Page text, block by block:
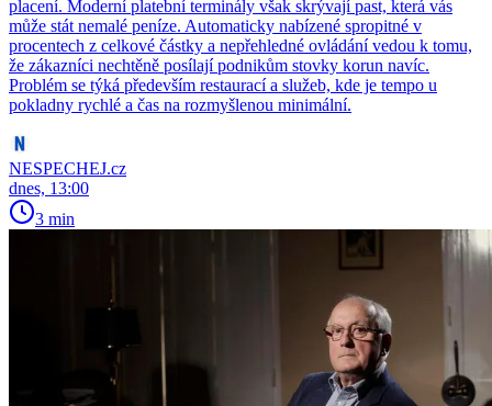
placení. Moderní platební terminály však skrývají past, která vás
může stát nemalé peníze. Automaticky nabízené spropitné v
procentech z celkové částky a nepřehledné ovládání vedou k tomu,
že zákazníci nechtěně posílají podnikům stovky korun navíc.
Problém se týká především restaurací a služeb, kde je tempo u
pokladny rychlé a čas na rozmyšlenou minimální.
NESPECHEJ.cz
dnes, 13:00
3 min